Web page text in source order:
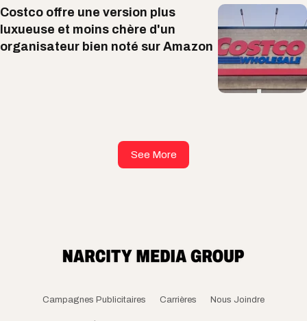
Costco offre une version plus
luxueuse et moins chère d'un
organisateur bien noté sur Amazon
See More
Campagnes Publicitaires Carrières Nous Joindre